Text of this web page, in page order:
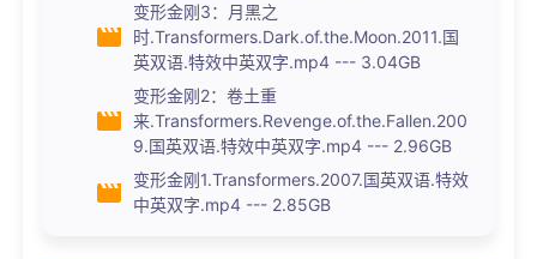
变形金刚3：月黑之
时.Transformers.Dark.of.the.Moon.2011.国
英双语.特效中英双字.mp4 --- 3.04GB
变形金刚2：卷土重
来.Transformers.Revenge.of.the.Fallen.200
9.国英双语.特效中英双字.mp4 --- 2.96GB
变形金刚1.Transformers.2007.国英双语.特效
中英双字.mp4 --- 2.85GB